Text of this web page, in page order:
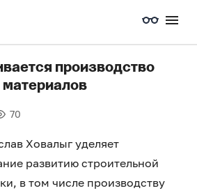
производство
70
Ховалыг уделяет
развитию строительной
в том числе производству